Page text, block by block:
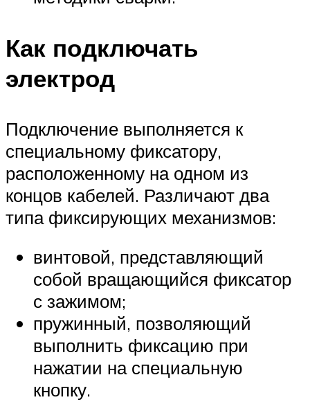
Как подключать
электрод
Подключение выполняется к
специальному фиксатору,
расположенному на одном из
концов кабелей. Различают два
типа фиксирующих механизмов:
винтовой, представляющий
собой вращающийся фиксатор
с зажимом;
пружинный, позволяющий
выполнить фиксацию при
нажатии на специальную
кнопку.